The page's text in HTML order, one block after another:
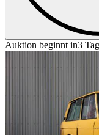
Auktion beginnt in3